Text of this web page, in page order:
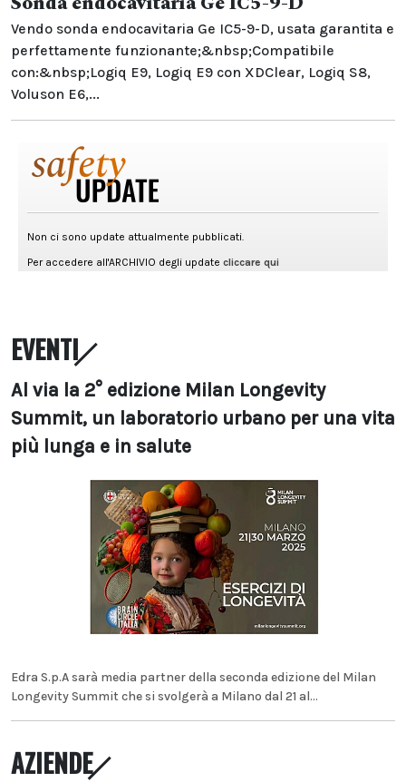
Vendo sonda endocavitaria Ge IC5-9-D, usata garantita e
perfettamente funzionante;&nbsp;Compatibile
con:&nbsp;Logiq E9, Logiq E9 con XDClear, Logiq S8,
Voluson E6,...
EVENTI
Al via la 2° edizione Milan Longevity
Summit, un laboratorio urbano per una vita
più lunga e in salute
Edra S.p.A sarà media partner della seconda edizione del Milan
Longevity Summit che si svolgerà a Milano dal 21 al...
AZIENDE